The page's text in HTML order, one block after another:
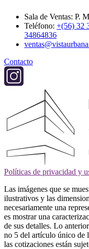
Sala de Ventas: P.
Teléfono: +(56) 32
34864836
Contacto
Políticas de privacidad y
Las imágenes que se
ilustrativos y las
necesariamente una
es mostrar una
de sus detalles. Lo
no 5 del artículo único de
las cotizaciones están